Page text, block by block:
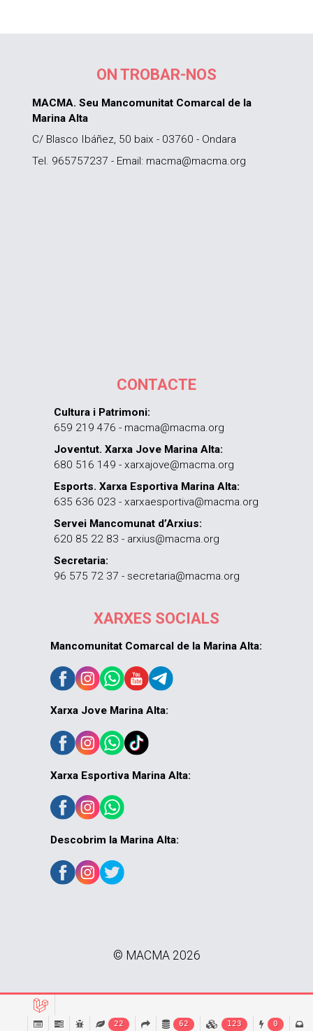
ON TROBAR-NOS
MACMA. Seu Mancomunitat Comarcal de la
Marina Alta
C/ Blasco Ibáñez, 50 baix - 03760 - Ondara
Tel. 965757237 - Email: macma@macma.org
CONTACTE
Cultura i Patrimoni:
659 219 476 - macma@macma.org
Joventut. Xarxa Jove Marina Alta:
680 516 149 - xarxajove@macma.org
Esports. Xarxa Esportiva Marina Alta:
635 636 023 - xarxaesportiva@macma.org
Servei Mancomunat d’Arxius:
620 85 22 83 - arxius@macma.org
Secretaria:
96 575 72 37 - secretaria@macma.org
XARXES SOCIALS
Mancomunitat Comarcal de la Marina Alta:
Xarxa Jove Marina Alta:
Xarxa Esportiva Marina Alta:
Descobrim la Marina Alta:
© MACMA 2026
22 62 123 0